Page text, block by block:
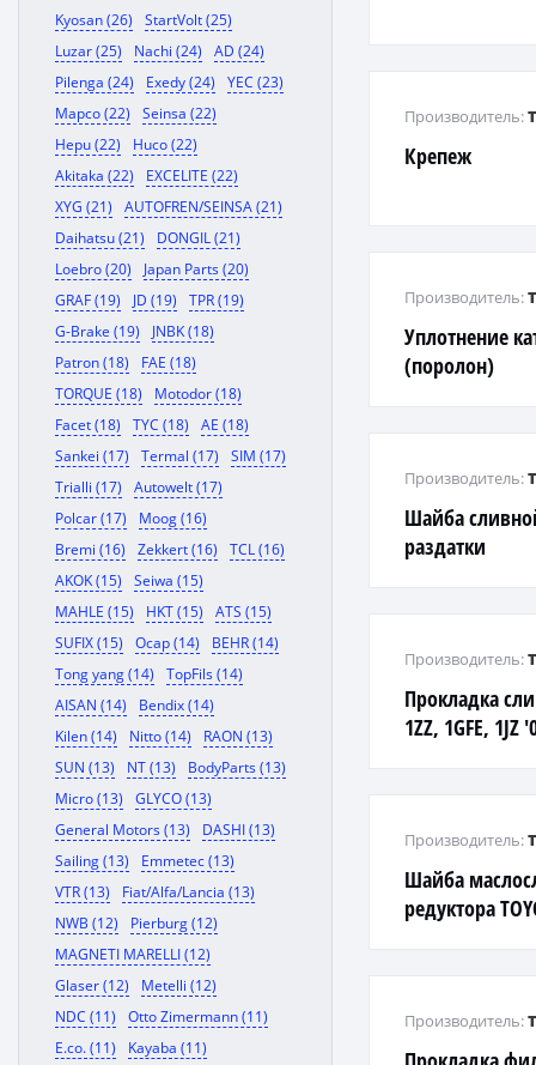
Kyosan (26)
StartVolt (25)
Luzar (25)
Nachi (24)
AD (24)
Pilenga (24)
Exedy (24)
YEC (23)
Mapco (22)
Seinsa (22)
Hepu (22)
Huco (22)
Akitaka (22)
EXCELITE (22)
XYG (21)
AUTOFREN/SEINSA (21)
Daihatsu (21)
DONGIL (21)
Loebro (20)
Japan Parts (20)
GRAF (19)
JD (19)
TPR (19)
G-Brake (19)
JNBK (18)
Patron (18)
FAE (18)
TORQUE (18)
Motodor (18)
Facet (18)
TYC (18)
AE (18)
Sankei (17)
Termal (17)
SIM (17)
Trialli (17)
Autowelt (17)
Polcar (17)
Moog (16)
Bremi (16)
Zekkert (16)
TCL (16)
AKOK (15)
Seiwa (15)
MAHLE (15)
HKT (15)
ATS (15)
SUFIX (15)
Ocap (14)
BEHR (14)
Tong yang (14)
TopFils (14)
AISAN (14)
Bendix (14)
Kilen (14)
Nitto (14)
RAON (13)
SUN (13)
NT (13)
BodyParts (13)
Micro (13)
GLYCO (13)
General Motors (13)
DASHI (13)
Sailing (13)
Emmetec (13)
VTR (13)
Fiat/Alfa/Lancia (13)
NWB (12)
Pierburg (12)
MAGNETI MARELLI (12)
Glaser (12)
Metelli (12)
NDC (11)
Otto Zimermann (11)
E.co. (11)
Kayaba (11)
Крепеж
Производитель:
Уплотнение
(поролон)
Производитель:
Шайба
раздатки
Производитель:
Прокладка
1ZZ, 1GFE, 1JZ
Производитель:
Шайба
редуктора
Производитель:
Производитель: